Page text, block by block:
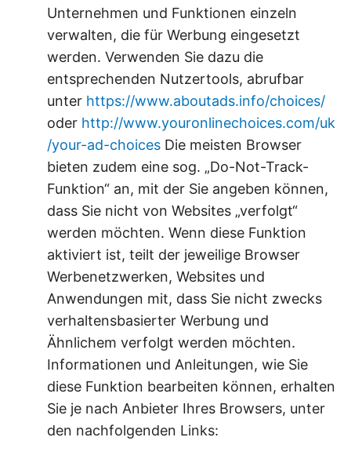
Unternehmen und Funktionen einzeln
verwalten, die für Werbung eingesetzt
werden. Verwenden Sie dazu die
entsprechenden Nutzertools, abrufbar
unter https://www.aboutads.info/choices/
oder http://www.youronlinechoices.com/uk
/your-ad-choices Die meisten Browser
bieten zudem eine sog. „Do-Not-Track-
Funktion“ an, mit der Sie angeben können,
dass Sie nicht von Websites „verfolgt“
werden möchten. Wenn diese Funktion
aktiviert ist, teilt der jeweilige Browser
Werbenetzwerken, Websites und
Anwendungen mit, dass Sie nicht zwecks
verhaltensbasierter Werbung und
Ähnlichem verfolgt werden möchten.
Informationen und Anleitungen, wie Sie
diese Funktion bearbeiten können, erhalten
Sie je nach Anbieter Ihres Browsers, unter
den nachfolgenden Links: